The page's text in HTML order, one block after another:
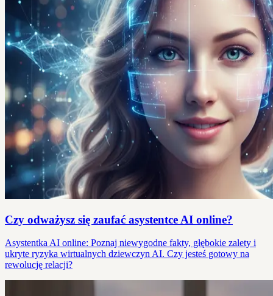
Czy odważysz się zaufać asystentce AI online?
Asystentka AI online: Poznaj niewygodne fakty, głębokie zalety i
ukryte ryzyka wirtualnych dziewczyn AI. Czy jesteś gotowy na
rewolucję relacji?